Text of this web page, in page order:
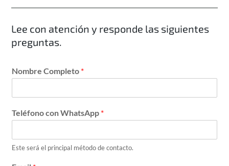
Lee con atención y responde las siguientes
preguntas.
Nombre Completo *
Teléfono con WhatsApp *
Este será el principal método de contacto.